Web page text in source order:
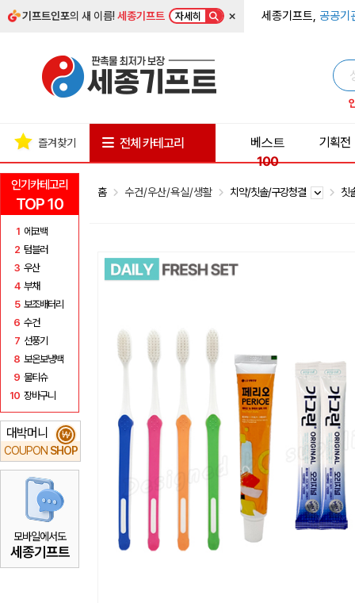
기프트인포의 새 이름!세종기프트 자세히 × 세종기프트, 공공기
인기카테고리
TOP 10
1 에코백
2 텀블러
3 우산
4 부채
5 보조배터리
6 수건
7 선풍기
8 보온보냉백
9 물티슈
10 장바구니
대박머니
COUPON SHOP
₩
모바일에서도
세종기프트
즐겨찾기 전체 카테고리
베스트
100
기획전
홈 수건/우산/욕실/생활 치약/칫솔/구강청결 칫